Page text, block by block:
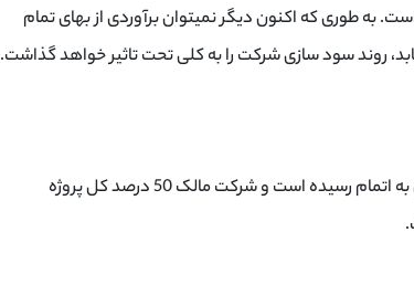
به طوری که اکنون دیگر نمیتوان برآوردی از بهای تمام
روند سود سازی شرکت را به کلی تحت تاثیر خواهد گذاشت.
یک پروژه مسکونی واقع در تبریز که 100 درصد آن به اتمام رسیده است و شرکت مالک 50 درصد کل پروژه